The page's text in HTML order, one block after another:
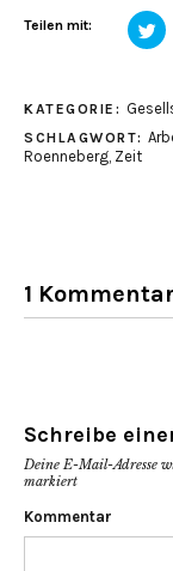
Teilen mit:
um
in
KATEGORIE:
SCHLAGWORT:
Roenneberg Zeit
1
Schreibe
Deine E-Mail-Adresse
markiert
Kommentar